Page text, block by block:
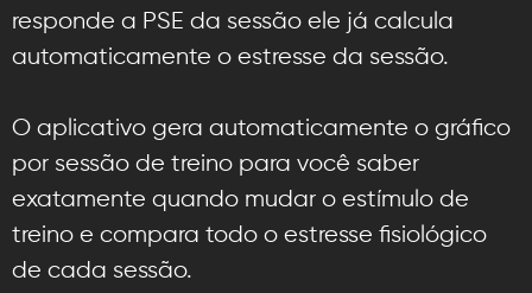
responde a PSE da sessão ele já calcula
automaticamente o estresse da sessão.
O aplicativo gera automaticamente o gráfico
por sessão de treino para você saber
exatamente quando mudar o estímulo de
treino e compara todo o estresse fisiológico
de cada sessão.